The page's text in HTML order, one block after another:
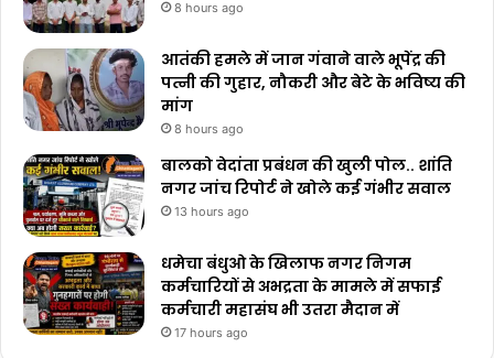
8 hours ago
आतंकी हमले में जान गंवाने वाले भूपेंद्र की
पत्नी की गुहार, नौकरी और बेटे के भविष्य की
मांग
8 hours ago
बालको वेदांता प्रबंधन की खुली पोल.. शांति
नगर जांच रिपोर्ट ने खोले कई गंभीर सवाल
13 hours ago
धमेचा बंधुओ के खिलाफ नगर निगम
कर्मचारियों से अभद्रता के मामले में सफाई
कर्मचारी महासंघ भी उतरा मैदान में
17 hours ago